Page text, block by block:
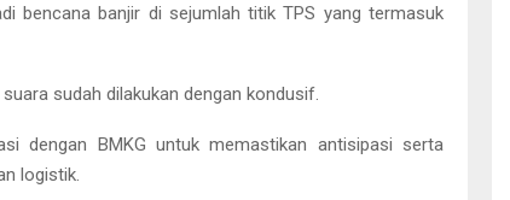
bencana banjir di sejumlah titik TPS yang termasuk
sudah dilakukan dengan kondusif.
dengan BMKG untuk memastikan antisipasi serta
logistik.